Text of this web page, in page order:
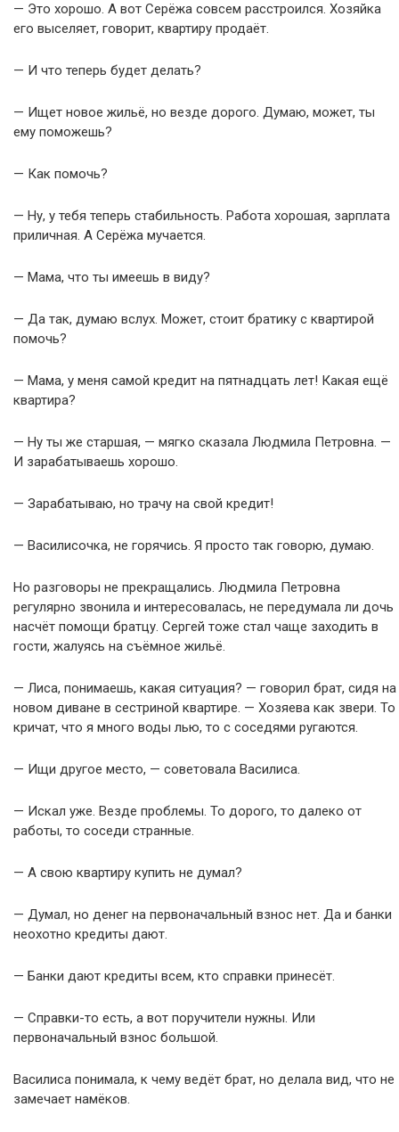
— Это хорошо. А вот Серёжа совсем расстроился. Хозяйка
его выселяет, говорит, квартиру продаёт.
— И что теперь будет делать?
— Ищет новое жильё, но везде дорого. Думаю, может, ты
ему поможешь?
— Как помочь?
— Ну, у тебя теперь стабильность. Работа хорошая, зарплата
приличная. А Серёжа мучается.
— Мама, что ты имеешь в виду?
— Да так, думаю вслух. Может, стоит братику с квартирой
помочь?
— Мама, у меня самой кредит на пятнадцать лет! Какая ещё
квартира?
— Ну ты же старшая, — мягко сказала Людмила Петровна. —
И зарабатываешь хорошо.
— Зарабатываю, но трачу на свой кредит!
— Василисочка, не горячись. Я просто так говорю, думаю.
Но разговоры не прекращались. Людмила Петровна
регулярно звонила и интересовалась, не передумала ли дочь
насчёт помощи братцу. Сергей тоже стал чаще заходить в
гости, жалуясь на съёмное жильё.
— Лиса, понимаешь, какая ситуация? — говорил брат, сидя на
новом диване в сестриной квартире. — Хозяева как звери. То
кричат, что я много воды лью, то с соседями ругаются.
— Ищи другое место, — советовала Василиса.
— Искал уже. Везде проблемы. То дорого, то далеко от
работы, то соседи странные.
— А свою квартиру купить не думал?
— Думал, но денег на первоначальный взнос нет. Да и банки
неохотно кредиты дают.
— Банки дают кредиты всем, кто справки принесёт.
— Справки-то есть, а вот поручители нужны. Или
первоначальный взнос большой.
Василиса понимала, к чему ведёт брат, но делала вид, что не
замечает намёков.